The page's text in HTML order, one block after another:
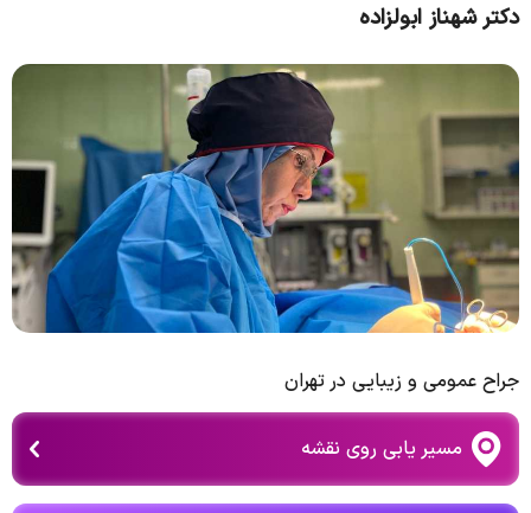
دکتر شهناز ابولزاده
جراح عمومی و زیبایی در تهران
مسیر یابی روی نقشه